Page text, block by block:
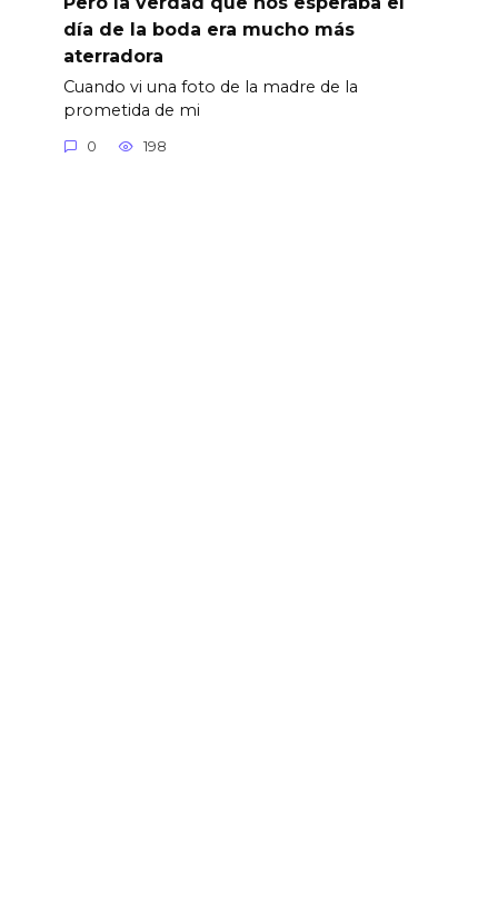
día de la boda era mucho más
aterradora
Cuando vi una foto de la madre de la
prometida de mi
0 198